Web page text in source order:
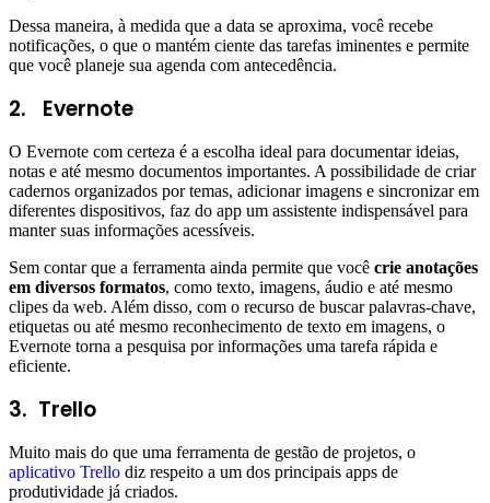
Dessa maneira, à medida que a data se aproxima, você recebe
notificações, o que o mantém ciente das tarefas iminentes e permite
que você planeje sua agenda com antecedência.
2. Evernote
O Evernote com certeza é a escolha ideal para documentar ideias,
notas e até mesmo documentos importantes. A possibilidade de criar
cadernos organizados por temas, adicionar imagens e sincronizar em
diferentes dispositivos, faz do app um assistente indispensável para
manter suas informações acessíveis.
Sem contar que a ferramenta ainda permite que você crie anotações
em diversos formatos, como texto, imagens, áudio e até mesmo
clipes da web. Além disso, com o recurso de buscar palavras-chave,
etiquetas ou até mesmo reconhecimento de texto em imagens, o
Evernote torna a pesquisa por informações uma tarefa rápida e
eficiente.
3. Trello
Muito mais do que uma ferramenta de gestão de projetos, o
aplicativo Trello diz respeito a um dos principais apps de
produtividade já criados.